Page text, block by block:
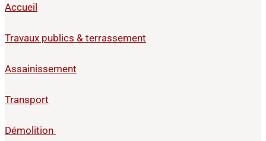
Accueil
Travaux publics & terrassement
Assainissement
Transport
Démolition